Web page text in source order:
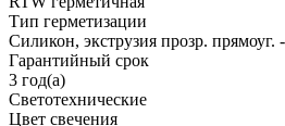
Тип герметизации
Силикон, экструзия прозр. прямоуг.
Гарантийный срок
3 год(а)
Светотехнические
Цвет свечения